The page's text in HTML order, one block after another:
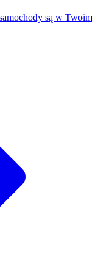
są w Twoim